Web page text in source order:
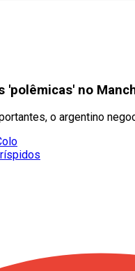
'polêmicas' no
o argentino